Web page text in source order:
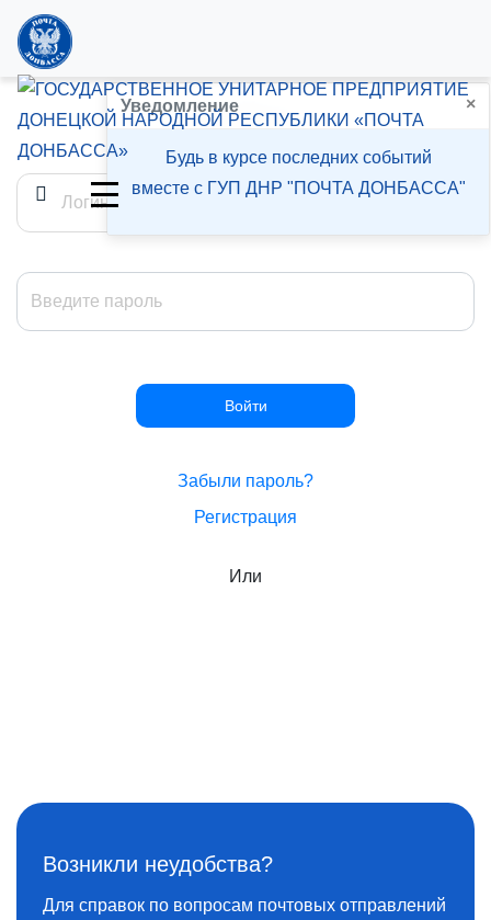
Войти
Забыли пароль?
Регистрация
Или
Возникли неудобства?
Для справок по вопросам почтовых отправлений
Уведомление ×
Будь в курсе последних событий
вместе с ГУП ДНР "ПОЧТА ДОНБАССА"